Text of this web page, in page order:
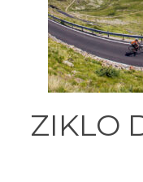
ZIKLO